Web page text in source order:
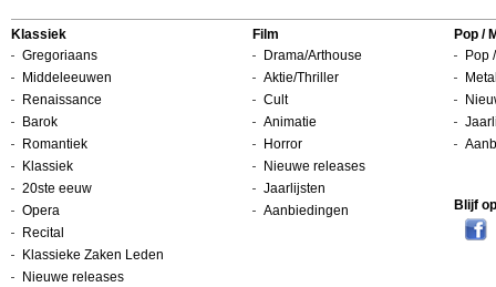
Klassiek
Gregoriaans
Middeleeuwen
Renaissance
Barok
Romantiek
Klassiek
20ste eeuw
Opera
Recital
Klassieke Zaken Leden
Nieuwe releases
Film
Drama/Arthouse
Aktie/Thriller
Cult
Animatie
Horror
Nieuwe releases
Jaarlijsten
Aanbiedingen
Pop /
Pop
Blijf